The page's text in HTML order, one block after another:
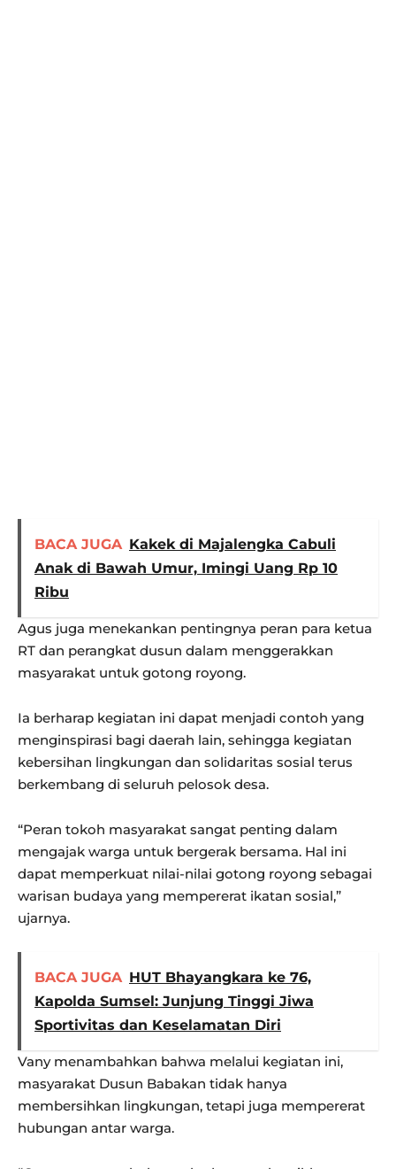
BACA JUGA Kakek di Majalengka Cabuli
Anak di Bawah Umur, Imingi Uang Rp 10
Ribu
Agus juga menekankan pentingnya peran para ketua
RT dan perangkat dusun dalam menggerakkan
masyarakat untuk gotong royong.
Ia berharap kegiatan ini dapat menjadi contoh yang
menginspirasi bagi daerah lain, sehingga kegiatan
kebersihan lingkungan dan solidaritas sosial terus
berkembang di seluruh pelosok desa.
“Peran tokoh masyarakat sangat penting dalam
mengajak warga untuk bergerak bersama. Hal ini
dapat memperkuat nilai-nilai gotong royong sebagai
warisan budaya yang mempererat ikatan sosial,”
ujarnya.
BACA JUGA HUT Bhayangkara ke 76,
Kapolda Sumsel: Junjung Tinggi Jiwa
Sportivitas dan Keselamatan Diri
Vany menambahkan bahwa melalui kegiatan ini,
masyarakat Dusun Babakan tidak hanya
membersihkan lingkungan, tetapi juga mempererat
hubungan antar warga.